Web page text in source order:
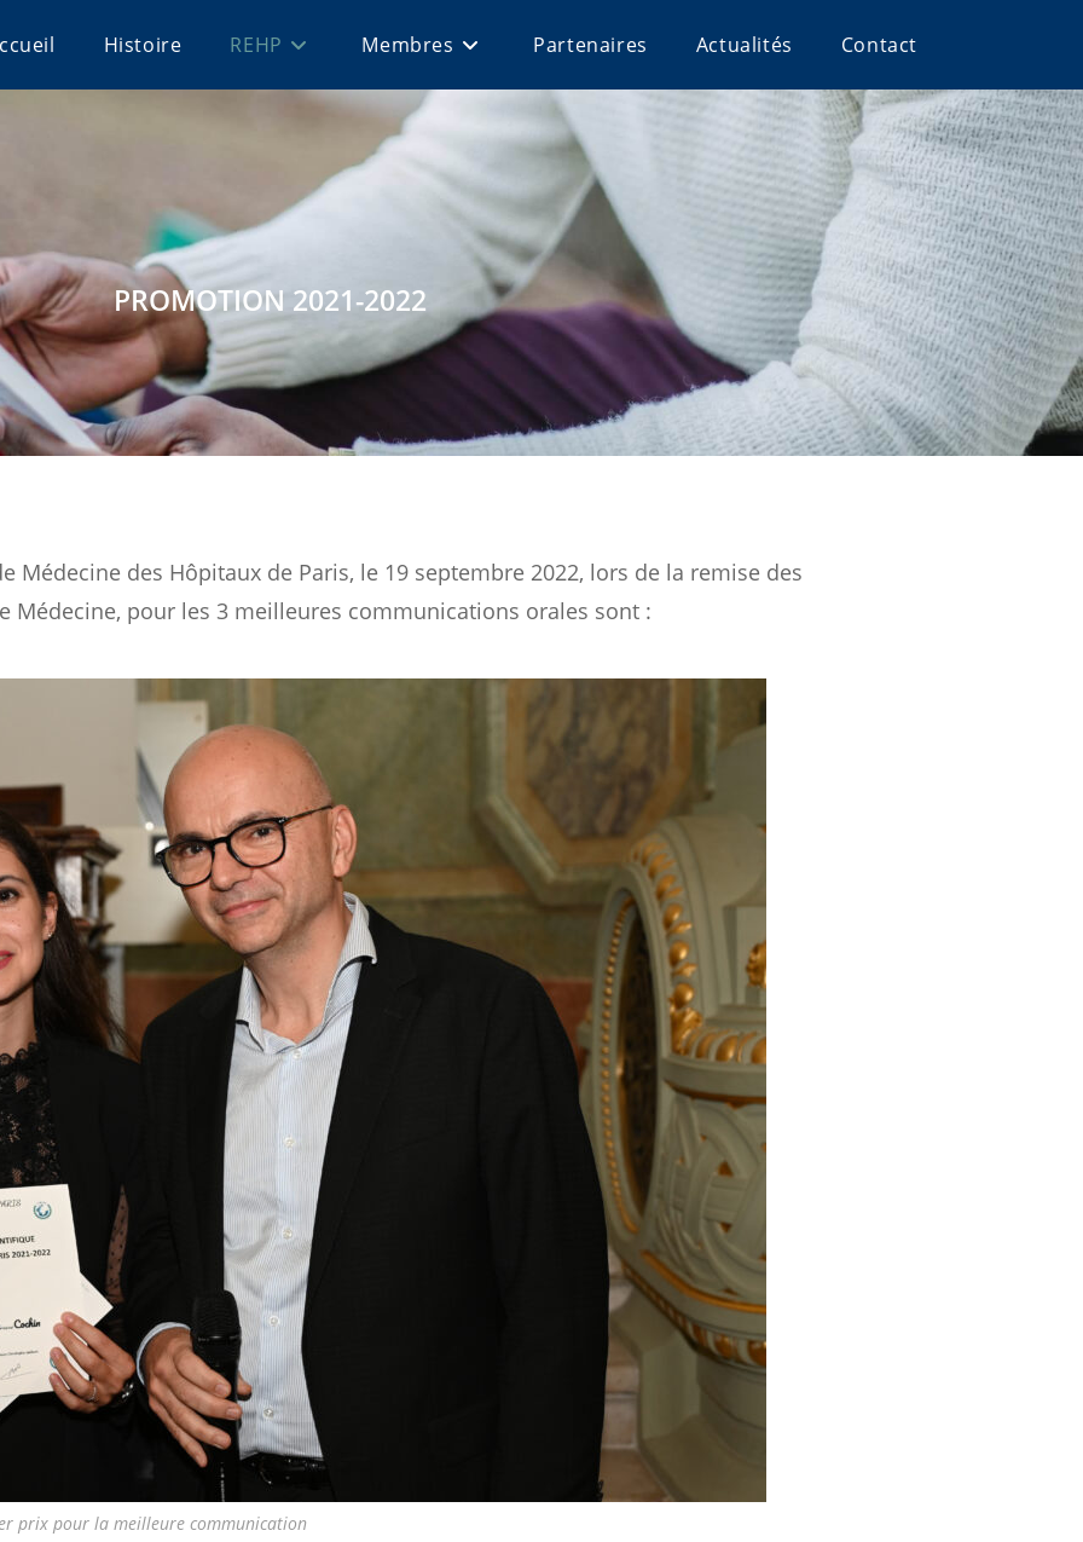
Histoire REHP Membres Partenaires Actualités Contact
PROMOTION 2021-2022
Médecine des Hôpitaux de Paris, le 19 septembre 2022, lors de la remise des
Médecine, pour les 3 meilleures communications orales sont :
prix pour la meilleure communication